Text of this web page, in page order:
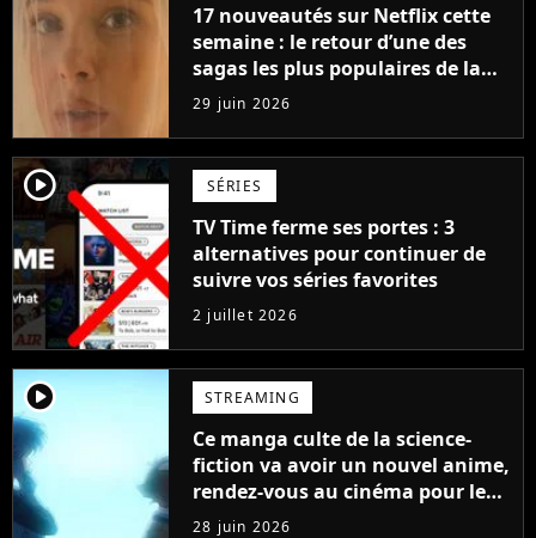
17 nouveautés sur Netflix cette
semaine : le retour d’une des
sagas les plus populaires de la
plateforme et un nouveau
contenu interactif
29 juin 2026
player2 SÉRIES
TV Time ferme ses portes : 3
alternatives pour continuer de
suivre vos séries favorites
2 juillet 2026
player2 STREAMING
Ce manga culte de la science-
fiction va avoir un nouvel anime,
rendez-vous au cinéma pour le
voir avant tout le monde
28 juin 2026